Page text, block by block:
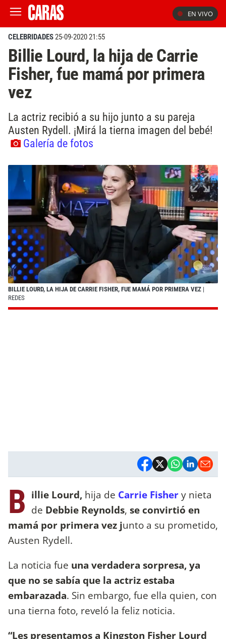
EN VIVO
CELEBRIDADES25-09-2020 21:55
Billie Lourd, la hija de Carrie
Fisher, fue mamá por primera
vez
La actriz recibió a su hijo junto a su pareja
Austen Rydell. ¡Mirá la tierna imagen del bebé!
Galería de fotos
BILLIE LOURD, LA HIJA DE CARRIE FISHER, FUE MAMÁ POR PRIMERA VEZ |
REDES
B illie Lourd, hija de Carrie Fishery nieta
de Debbie Reynolds, se convirtió en
mamá por primera vez junto a su prometido,
Austen Rydell.
La noticia fue una verdadera sorpresa, ya
que no se sabía que la actriz estaba
embarazada. Sin embargo, fue ella quien, con
una tierna foto, reveló la feliz noticia.
“Les presentamos a Kingston Fisher Lourd